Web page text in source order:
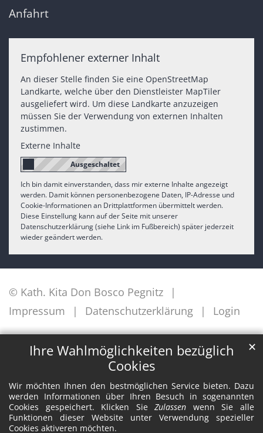
Ihre Wahlmöglichkeiten bezüglich
Cookies
Wir möchten Ihnen den bestmöglichen Service bieten. Dazu
werden Informationen über Ihren Besuch in sogenannten
Cookies gespeichert. Klicken SieZulassen wenn Sie alle
Funktionen dieser Website unter Verwendung spezieller
Cookies aktiveren möchten.
✕
Anfahrt
Empfohlener externer Inhalt
An dieser Stelle finden Sie eine OpenStreetMap
Landkarte, welche über den Dienstleister MapTiler
ausgeliefert wird. Um diese Landkarte anzuzeigen
müssen Sie der Verwendung von externen Inhalten
zustimmen.
Externe Inhalte
Ich bin damit einverstanden, dass mir externe Inhalte angezeigt
werden. Damit können personenbezogene Daten, IP-Adresse und
Cookie-Informationen an Drittplattformen übermittelt werden.
Diese Einstellung kann auf der Seite mit unserer
Datenschutzerklärung (siehe Link im Fußbereich) später jederzeit
wieder geändert werden.
© Kath. Kita Don Bosco Pegnitz
Impressum
Datenschutzerklärung Login